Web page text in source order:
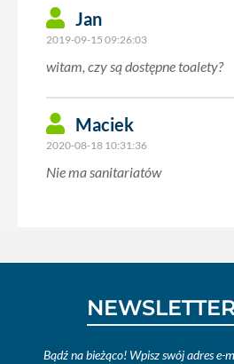
Jan
2019-09-15 09:26:03
witam, czy są dostępne toalety?
Maciek
2020-08-18 10:31:36
Nie ma sanitariatów
Bądź na bieżąco! Wpisz swój adres e-